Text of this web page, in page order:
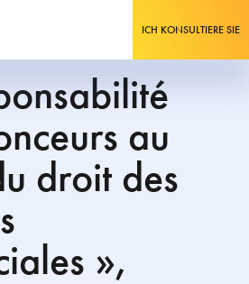
ICH KONSULTIERE SIE
au
droit des
»,